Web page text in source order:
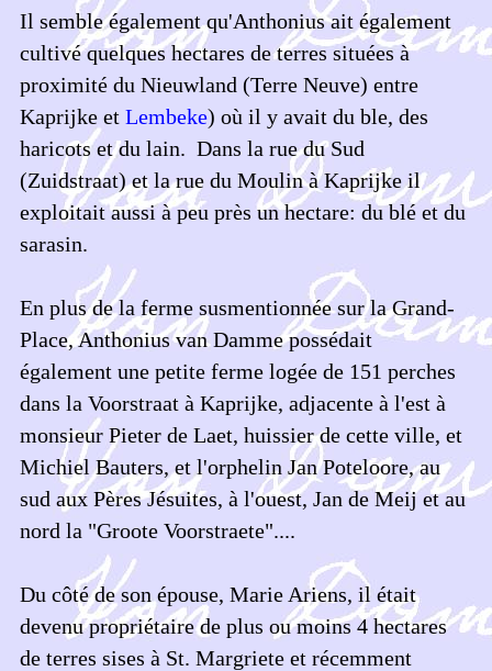
Il semble également qu'Anthonius ait également
cultivé quelques hectares de terres situées à
proximité du Nieuwland (Terre Neuve) entre
Kaprijke et Lembeke) où il y avait du ble, des
haricots et du lain. Dans la rue du Sud
(Zuidstraat) et la rue du Moulin à Kaprijke il
exploitait aussi à peu près un hectare: du blé et du
sarasin.
En plus de la ferme susmentionnée sur la Grand-
Place, Anthonius van Damme possédait
également une petite ferme logée de 151 perches
dans la Voorstraat à Kaprijke, adjacente à l'est à
monsieur Pieter de Laet, huissier de cette ville, et
Michiel Bauters, et l'orphelin Jan Poteloore, au
sud aux Pères Jésuites, à l'ouest, Jan de Meij et au
nord la "Groote Voorstraete"....
Du côté de son épouse, Marie Ariens, il était
devenu propriétaire de plus ou moins 4 hectares
de terres sises à St. Margriete et récemment